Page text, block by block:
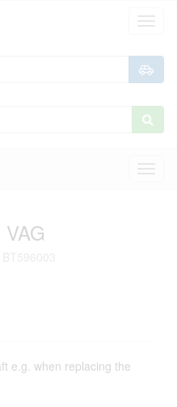
e.g. when replacing the